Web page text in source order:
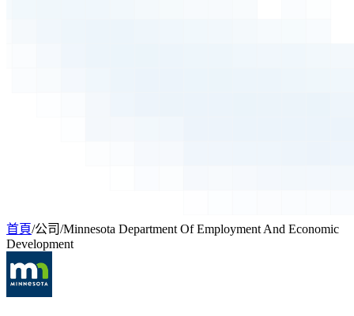
首頁/公司/Minnesota Department Of Employment And Economic
Development